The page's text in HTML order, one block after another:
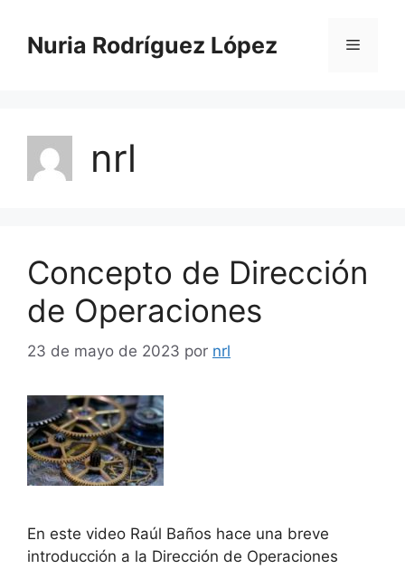
Nuria Rodríguez López
nrl
Concepto de Dirección
de Operaciones
23 de mayo de 2023 por nrl
En este video Raúl Baños hace una breve
introducción a la Dirección de Operaciones